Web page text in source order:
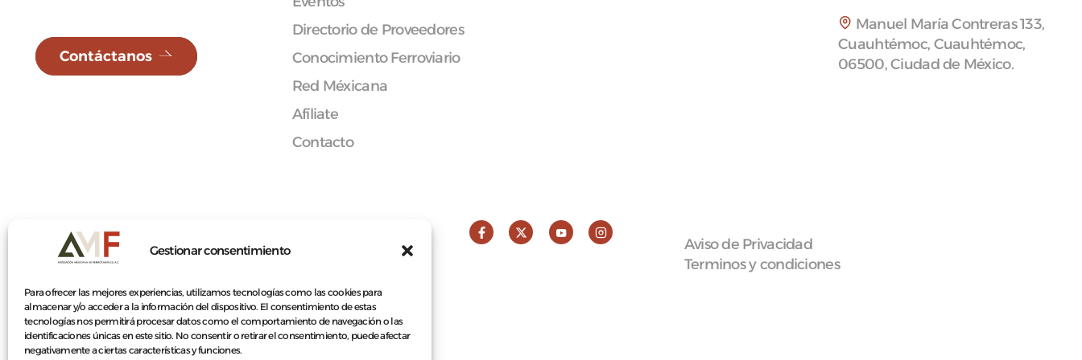
Gestionar consentimiento
Para ofrecer las mejores experiencias, utilizamos tecnologías como las cookies para
almacenar y/o acceder a la información del dispositivo. El consentimiento de estas
tecnologías nos permitirá procesar datos como el comportamiento de navegación o las
identificaciones únicas en este sitio. No consentir o retirar el consentimiento, puede afectar
negativamente a ciertas características y funciones.
Contáctanos
Directorio de Proveedores
Conocimiento Ferroviario
Red Méxicana
Afíliate
Contacto
Manuel María Contreras 133,
Cuauhtémoc, Cuauhtémoc,
06500, Ciudad de México.
© 2026 Asociación Mexicana de Ferrocarriles A.C.
Aviso de Privacidad
Terminos y condiciones